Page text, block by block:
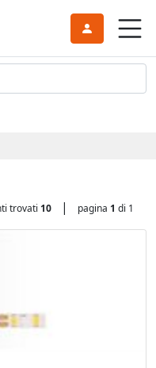
trovati 10 | pagina 1 di 1